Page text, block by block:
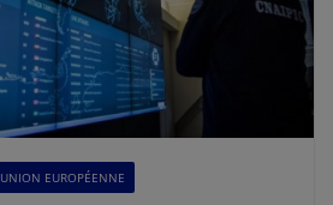
UNION EUROPÉENNE